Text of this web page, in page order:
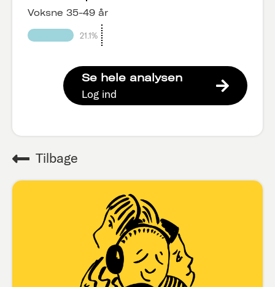
Voksne 35-49 år
21.1%
Se hele analysen
Log ind
Tilbage